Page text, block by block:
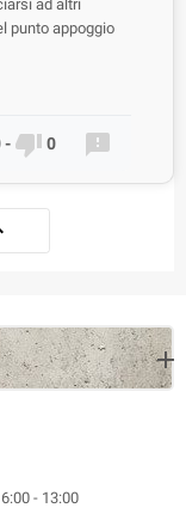
ad altri
punto appoggio
-  0 
- 13:00